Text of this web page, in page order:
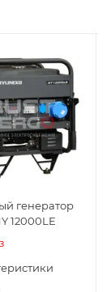
генератор
12000LE